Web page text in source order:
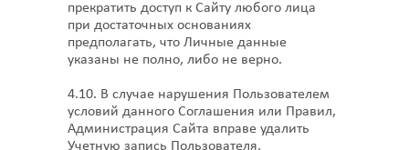
прекратить доступ к Сайту любого лица
при достаточных основаниях
предполагать, что Личные данные
указаны не полно, либо не верно.
4.10. В случае нарушения Пользователем
условий данного Соглашения или Правил,
Администрация Сайта вправе удалить
Учетную запись Пользователя.